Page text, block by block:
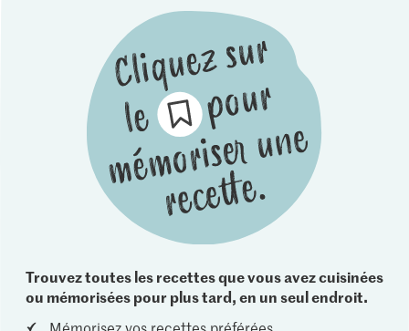
Trouvez toutes les recettes que vous avez cuisinées
ou mémorisées pour plus tard, en un seul endroit.